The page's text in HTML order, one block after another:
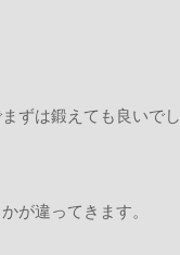
ずは鍛えても良いでし
が違ってきます。